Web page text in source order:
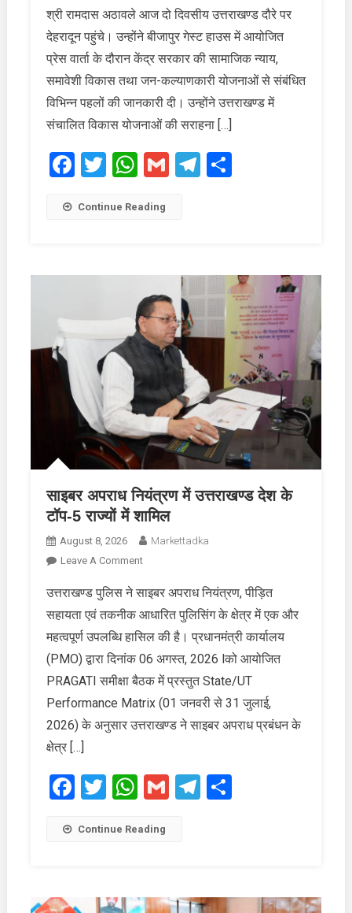
मंत्री
रामदास
का
उत्तराखण्ड
दौरा
श्री रामदास अठावले आज दो दिवसीय उत्तराखण्ड दौरे पर
देहरादून पहुंचे। उन्होंने बीजापुर गेस्ट हाउस में आयोजित
प्रेस वार्ता के दौरान केंद्र सरकार की सामाजिक न्याय,
समावेशी विकास तथा जन-कल्याणकारी योजनाओं से संबंधित
विभिन्न पहलों की जानकारी दी। उन्होंने उत्तराखण्ड में
संचालित विकास योजनाओं की सराहना […]
Facebook
TwitterWhatsApp
GmailTelegram
Continue Reading
साइबर अपराध नियंत्रण में उत्तराखण्ड देश के
टॉप-5 राज्यों में शामिल
August 8, 2026
Markettadka
Leave A CommentOn
अपराध
नियंत्रण
में
के
टॉप-5
राज्यों
उत्तराखण्ड पुलिस ने साइबर अपराध नियंत्रण, पीड़ित
सहायता एवं तकनीक आधारित पुलिसिंग के क्षेत्र में एक और
महत्वपूर्ण उपलब्धि हासिल की है। प्रधानमंत्री कार्यालय
(PMO) द्वारा दिनांक 06 अगस्त, 2026 lको आयोजित
PRAGATI समीक्षा बैठक में प्रस्तुत State/UT
Performance Matrix (01 जनवरी से 31 जुलाई,
2026) के अनुसार उत्तराखण्ड ने साइबर अपराध प्रबंधन के
क्षेत्र […]
Facebook
Twitter
WhatsApp
GmailTelegram
Share
Continue Reading